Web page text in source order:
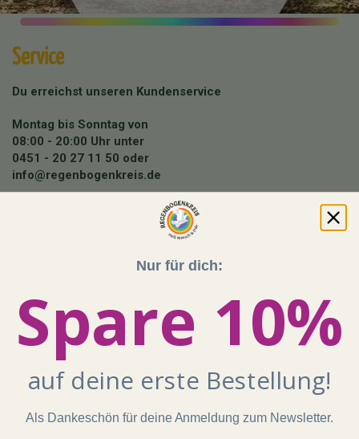
Service
Du erreichst unseren Kundenservice
Montag bis Sonntag von
08:00 - 20:00 Uhr unter
0451 - 20 27 11 50 oder
info@regenbogenkreis.de
Buche hier deine kostenfreie Produktberatung mit
Impressum
Nur für dich:
Spare 10%
auf deine erste Bestellung!
Als Dankeschön für deine Anmeldung zum Newsletter.